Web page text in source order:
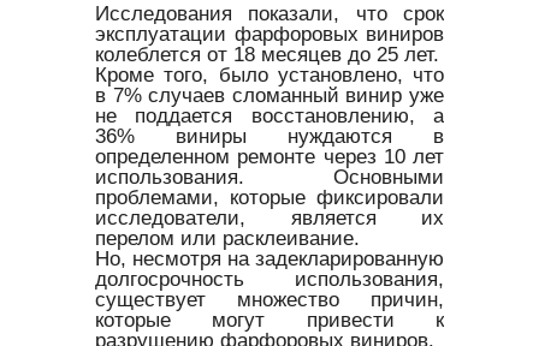
Исследования показали, что срок
эксплуатации фарфоровых виниров
колеблется от 18 месяцев до 25 лет.
Кроме того, было установлено, что
в 7% случаев сломанный винир уже
не поддается восстановлению, а
36% виниры нуждаются в
определенном ремонте через 10 лет
использования. Основными
проблемами, которые фиксировали
исследователи, является их
перелом или расклеивание.
Но, несмотря на задекларированную
долгосрочность использования,
существует множество причин,
которые могут привести к
разрушению фарфоровых виниров.